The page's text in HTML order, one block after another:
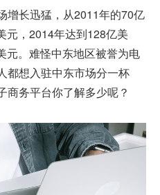
增长迅猛，从2011年的70亿
元，2014年达到128亿美
元。难怪中东地区被誉为电
都想入驻中东市场分一杯
商务平台你了解多少呢？